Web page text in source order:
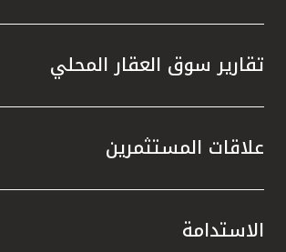
تقارير سوق العقار المحلي
علاقات المستثمرين
الاستدامة